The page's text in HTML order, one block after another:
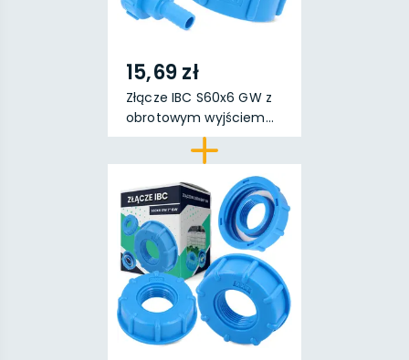
15,69 zł
Złącze IBC S60x6 GW z
obrotowym wyjściem...